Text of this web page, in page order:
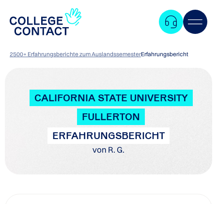
2500+ Erfahrungsberichte zum AuslandssemesterErfahrungsbericht
CALIFORNIA STATE UNIVERSITY
FULLERTON
ERFAHRUNGSBERICHT
von R. G.